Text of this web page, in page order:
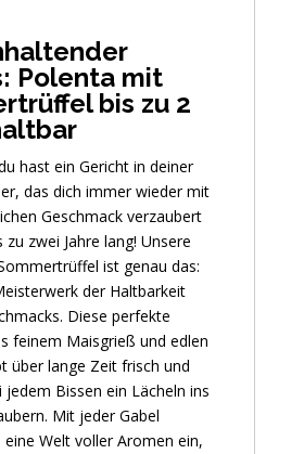
Polenta mit
bis zu 2
hast ein Gericht in deiner
das dich immer wieder mit
Geschmack verzaubert
zu zwei Jahre lang! Unsere
ist genau das:
der Haltbarkeit
Diese perfekte
feinem Maisgrieß und edlen
über lange Zeit frisch und
jedem Bissen ein Lächeln ins
Mit jeder Gabel
Welt voller Aromen ein,